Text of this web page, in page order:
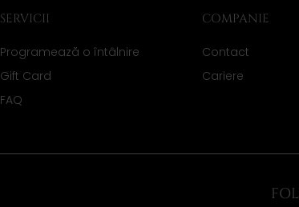
SERVICII
Programează o întâlnire
Gift Card
FAQ
COMPANIE
Contact
Cariere